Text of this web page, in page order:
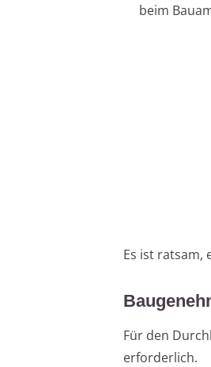
beim
Es ist ratsam,
Für den
erforderlich.